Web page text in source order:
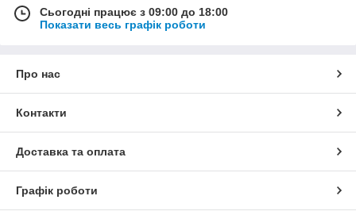
Сьогодні працює з 09:00 до 18:00
Показати весь графік роботи
Про нас
Контакти
Доставка та оплата
Графік роботи